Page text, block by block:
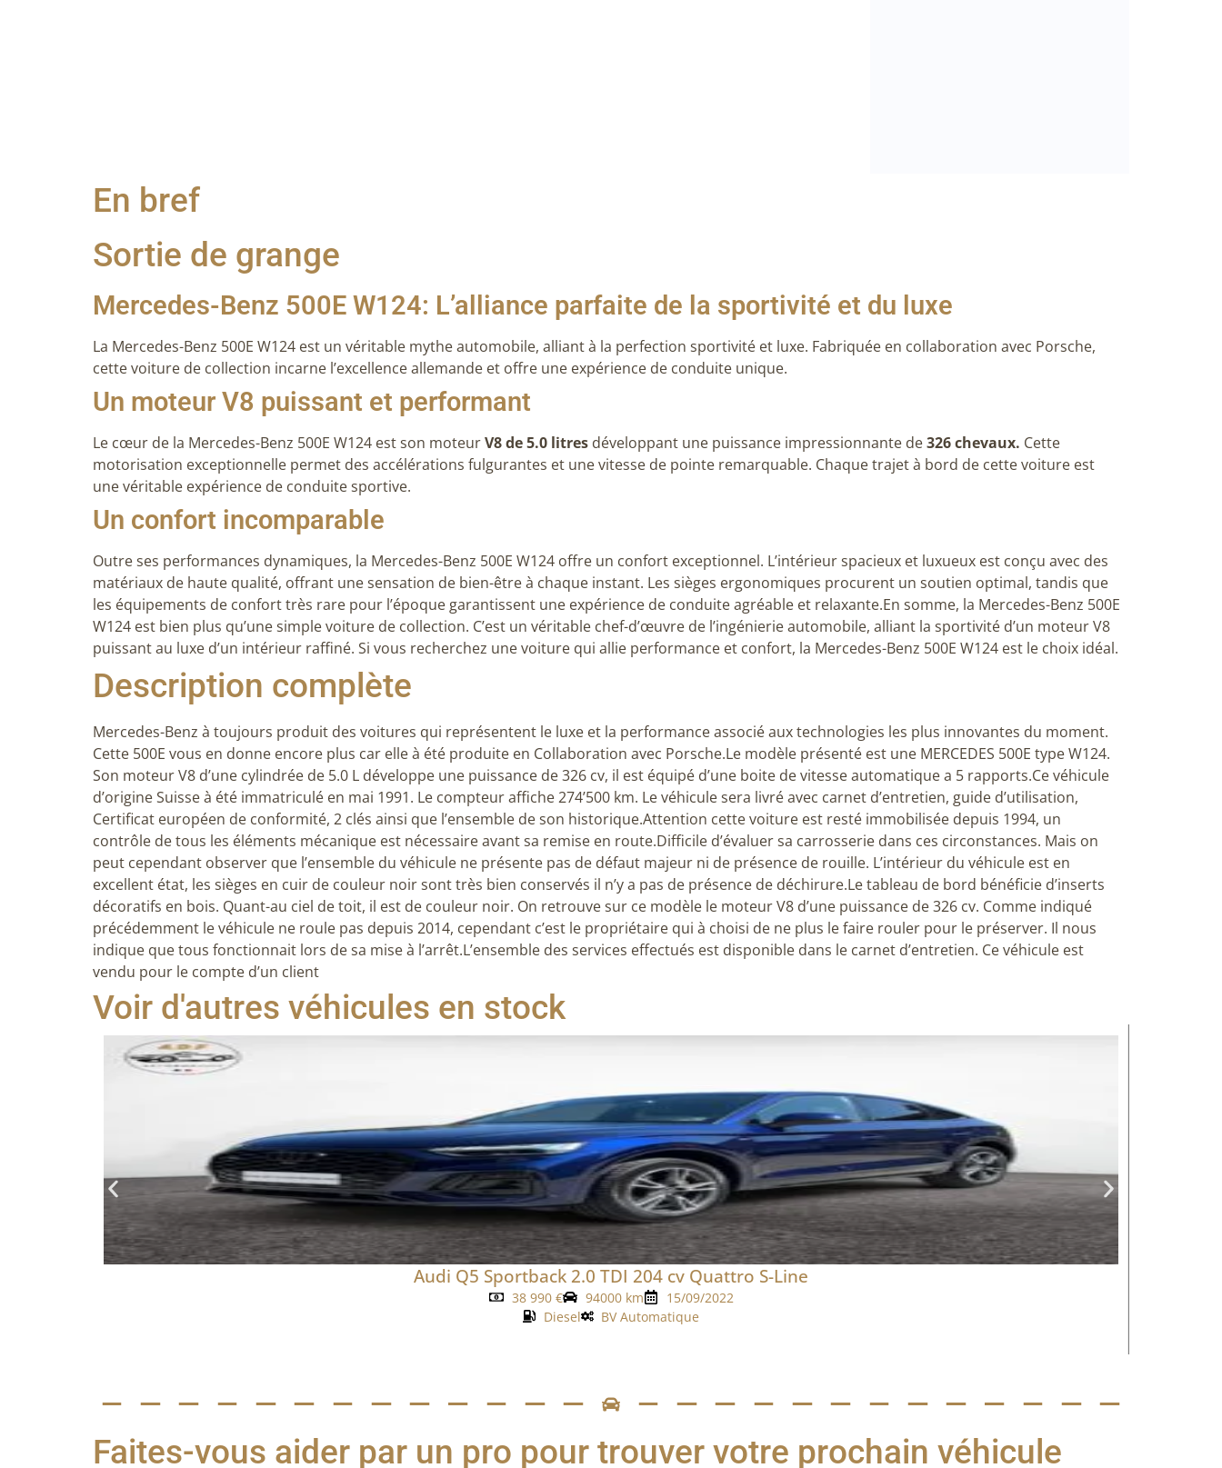
En bref
Sortie de grange
Mercedes-Benz 500E W124: L’alliance parfaite de la sportivité et du luxe
La Mercedes-Benz 500E W124 est un véritable mythe automobile, alliant à la perfection sportivité et luxe. Fabriquée en collaboration avec Porsche,
cette voiture de collection incarne l’excellence allemande et offre une expérience de conduite unique.
Un moteur V8 puissant et performant
Le cœur de la Mercedes-Benz 500E W124 est son moteurV8 de 5.0 litres développant une puissance impressionnante de326 chevaux. Cette
motorisation exceptionnelle permet des accélérations fulgurantes et une vitesse de pointe remarquable. Chaque trajet à bord de cette voiture est
une véritable expérience de conduite sportive.
Un confort incomparable
Outre ses performances dynamiques, la Mercedes-Benz 500E W124 offre un confort exceptionnel. L’intérieur spacieux et luxueux est conçu avec des
matériaux de haute qualité, offrant une sensation de bien-être à chaque instant. Les sièges ergonomiques procurent un soutien optimal, tandis que
les équipements de confort très rare pour l’époque garantissent une expérience de conduite agréable et relaxante.En somme, la Mercedes-Benz 500E
W124 est bien plus qu’une simple voiture de collection. C’est un véritable chef-d’œuvre de l’ingénierie automobile, alliant la sportivité d’un moteur V8
puissant au luxe d’un intérieur raffiné. Si vous recherchez une voiture qui allie performance et confort, la Mercedes-Benz 500E W124 est le choix idéal.
Description complète
Mercedes-Benz à toujours produit des voitures qui représentent le luxe et la performance associé aux technologies les plus innovantes du moment.
Cette 500E vous en donne encore plus car elle à été produite en Collaboration avec Porsche.Le modèle présenté est une MERCEDES 500E type W124.
Son moteur V8 d’une cylindrée de 5.0 L développe une puissance de 326 cv, il est équipé d’une boite de vitesse automatique a 5 rapports.Ce véhicule
d’origine Suisse à été immatriculé en mai 1991. Le compteur affiche 274’500 km. Le véhicule sera livré avec carnet d’entretien, guide d’utilisation,
Certificat européen de conformité, 2 clés ainsi que l’ensemble de son historique.Attention cette voiture est resté immobilisée depuis 1994, un
contrôle de tous les éléments mécanique est nécessaire avant sa remise en route.Difficile d’évaluer sa carrosserie dans ces circonstances. Mais on
peut cependant observer que l’ensemble du véhicule ne présente pas de défaut majeur ni de présence de rouille. L’intérieur du véhicule est en
excellent état, les sièges en cuir de couleur noir sont très bien conservés il n’y a pas de présence de déchirure.Le tableau de bord bénéficie d’inserts
décoratifs en bois. Quant-au ciel de toit, il est de couleur noir. On retrouve sur ce modèle le moteur V8 d’une puissance de 326 cv. Comme indiqué
précédemment le véhicule ne roule pas depuis 2014, cependant c’est le propriétaire qui à choisi de ne plus le faire rouler pour le préserver. Il nous
indique que tous fonctionnait lors de sa mise à l’arrêt.L’ensemble des services effectués est disponible dans le carnet d’entretien. Ce véhicule est
vendu pour le compte d’un client
Voir d'autres véhicules en stock
Audi Q5 Sportback 2.0 TDI 204 cv Quattro S-Line
38 990 € 94000 km
15/09/2022
Diesel
BV Automatique
Faites-vous aider par un pro pour trouver votre prochain véhicule